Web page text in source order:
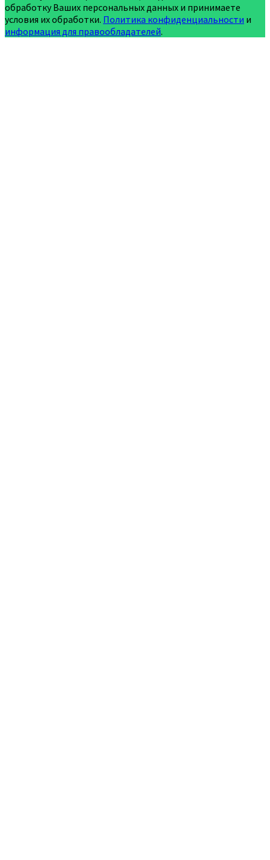
обработку Ваших персональных данных и принимаете
условия их обработки. Политика конфиденциальности и
информация для правообладателей.